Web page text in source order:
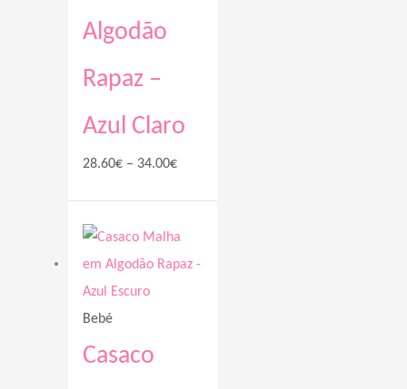
Algodão
Rapaz –
Azul Claro
28.60€ – 34.00€
Bebé
Casaco
range:
28.60€